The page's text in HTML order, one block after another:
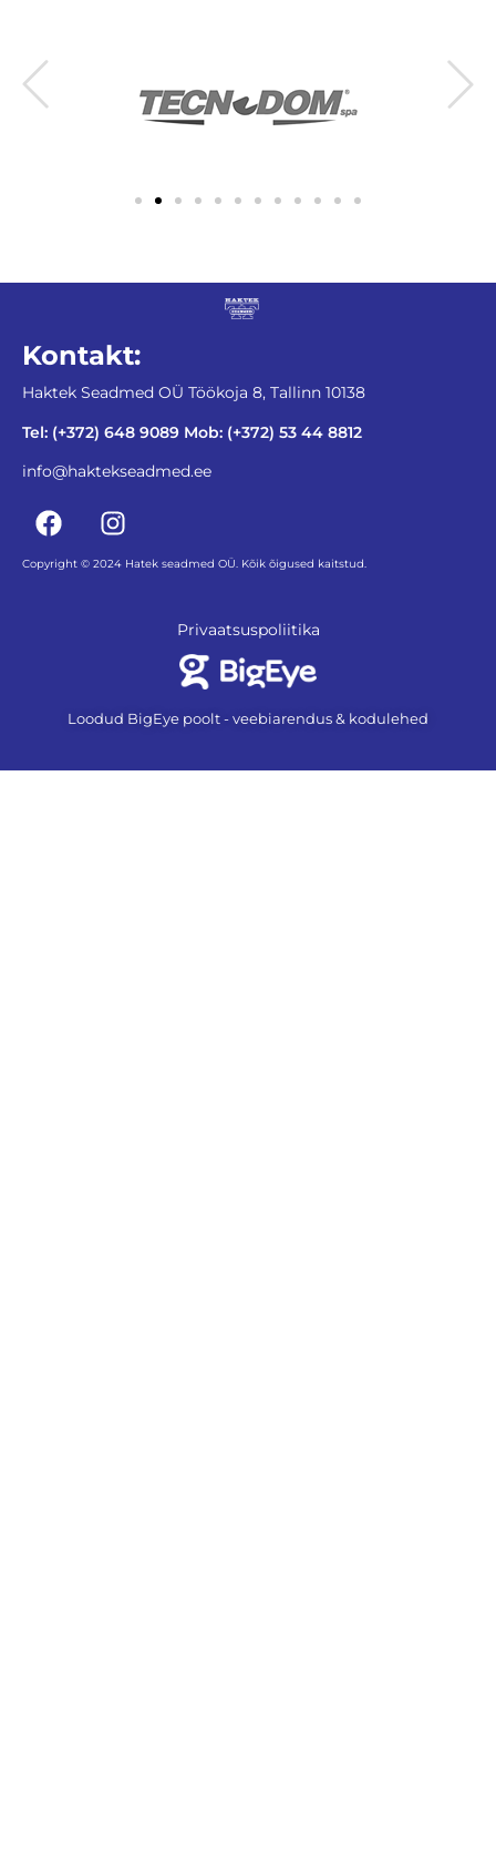
Kontakt:
Haktek Seadmed OÜ Töökoja 8, Tallinn 10138
Tel: (+372) 648 9089 Mob: (+372) 53 44 8812
info@haktekseadmed.ee
Copyright © 2024 Hatek seadmed OÜ. Kõik õigused kaitstud.
Privaatsuspoliitika
Loodud BigEye poolt - veebiarendus & kodulehed